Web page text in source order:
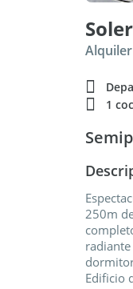
1
250m
Edificio